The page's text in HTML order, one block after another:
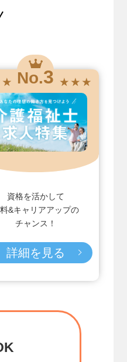
★ No.3 ★ ★ ★
資格を活かして
&キャリアアップの
チャンス！
詳細を見る